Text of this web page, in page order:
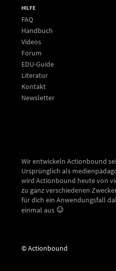
HILFE
FAQ
Handbuch
Videos
Forum
EDU-Guide
Literatur
Kontakt
Newsletter
Wir entwickeln Actionbound
Ursprünglich als
wird Actionbound heute von
zu ganz verschiedenen
für dich ein Anwendungsfall
einmal aus
© Actionbound